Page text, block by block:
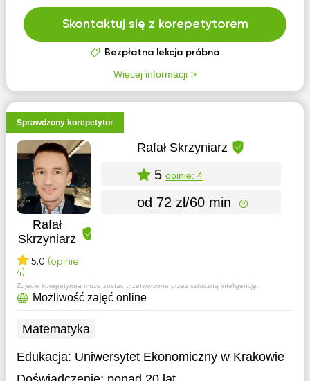
Skontaktuj się z korepetytorem
Bezpłatna lekcja próbna
Więcej informacji
Sprawdzony korepetytor
Rafał
Skrzyniarz
5.0 (opinie:
4)
Rafał Skrzyniarz
5 opinie: 4
od 72 zł/60 min
Zdjęcie korepetytora może zostać przetworzone przez sztuczną inteligencję.
Możliwość zajęć online
Matematyka
Edukacja: Uniwersytet Ekonomiczny w Krakowie